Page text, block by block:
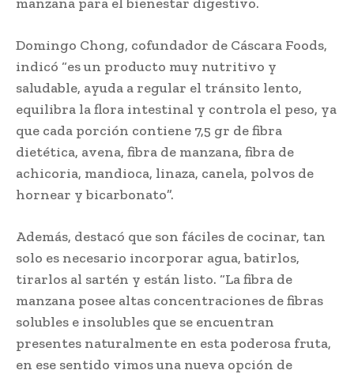
Domingo Chong, cofundador de Cáscara Foods,
indicó “es un producto muy nutritivo y
saludable, ayuda a regular el tránsito lento,
equilibra la flora intestinal y controla el peso, ya
que cada porción contiene 7,5 gr de fibra
dietética, avena, fibra de manzana, fibra de
achicoria, mandioca, linaza, canela, polvos de
hornear y bicarbonato”.
Además, destacó que son fáciles de cocinar, tan
solo es necesario incorporar agua, batirlos,
tirarlos al sartén y están listo. “La fibra de
manzana posee altas concentraciones de fibras
solubles e insolubles que se encuentran
presentes naturalmente en esta poderosa fruta,
en ese sentido vimos una nueva opción de